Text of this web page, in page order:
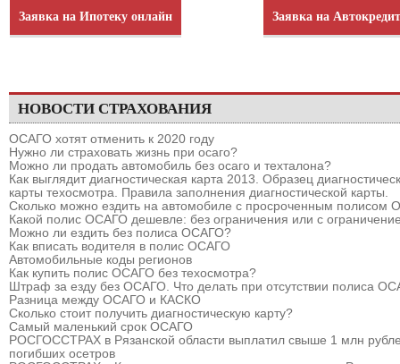
Заявка на Ипотеку онлайн Заявка на
НОВОСТИ СТРАХОВАНИЯ
ОСАГО хотят отменить к 2020 году
Нужно ли страховать жизнь при осаго?
Можно ли продать автомобиль без осаго и техталона?
Как выглядит диагностическая карта 2013. Образец
карты техосмотра. Правила заполнения диагностической карты.
Сколько можно ездить на автомобиле с просроченным полисом
Какой полис ОСАГО дешевле: без ограничения или с
Можно ли ездить без полиса ОСАГО?
Как вписать водителя в полис ОСАГО
Автомобильные коды регионов
Как купить полис ОСАГО без техосмотра?
Штраф за езду без ОСАГО. Что делать при отсутствии полиса
Разница между ОСАГО и КАСКО
Сколько стоит получить диагностическую карту?
Самый маленький срок ОСАГО
РОСГОССТРАХ в Рязанской области выплатил свыше 1 млн
погибших осетров